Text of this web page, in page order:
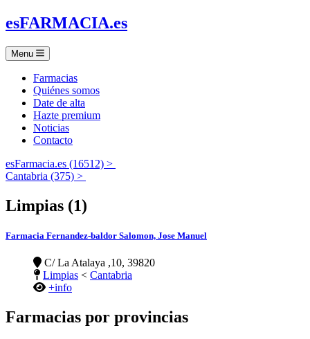
esFARMACIA.es
Menu
Farmacias
Quiénes somos
Date de alta
Hazte premium
Noticias
Contacto
esFarmacia.es (16512) >
Cantabria (375) >
Limpias (1)
Farmacia Fernandez-baldor Salomon, Jose Manuel
C/ La Atalaya ,10, 39820
Limpias < Cantabria
+info
Farmacias por provincias